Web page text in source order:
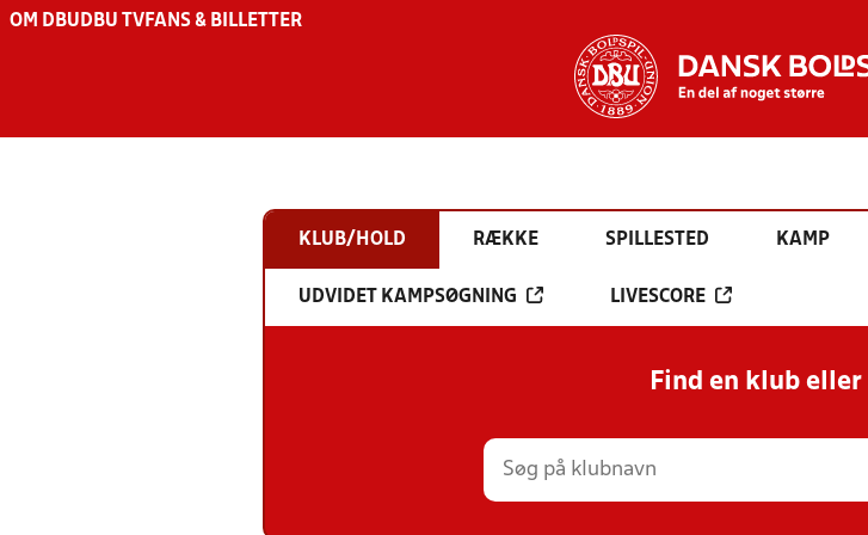
OM DBU DBU TV FANS & BILLETTER
KLUB/HOLD RÆKKE SPILLESTED KAMP
UDVIDET KAMPSØGNING LIVESCORE
Find en klub eller